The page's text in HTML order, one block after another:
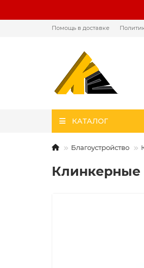
Помощь в доставке
КАТАЛОГ
Благоустройство
Клинкерные